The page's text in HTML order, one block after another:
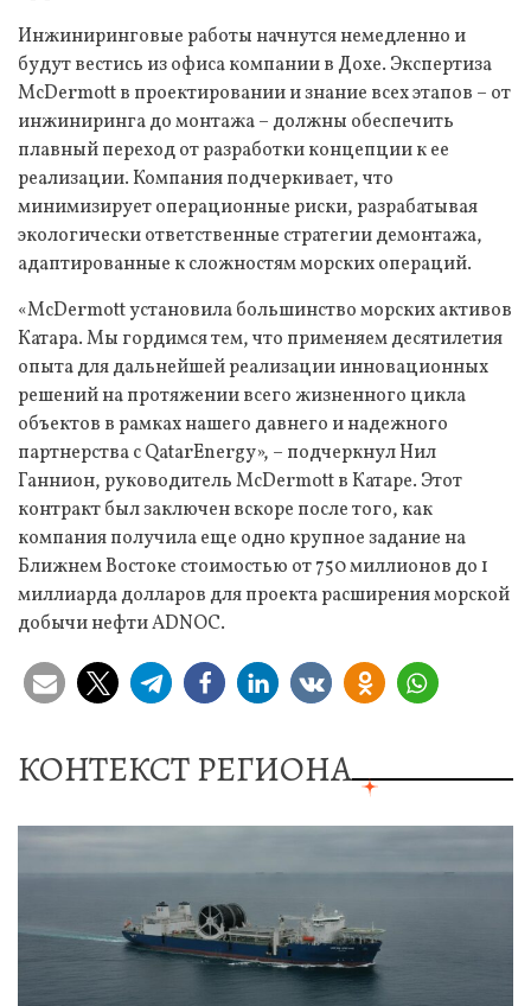
Инжиниринговые работы начнутся немедленно и
будут вестись из офиса компании в Дохе. Экспертиза
McDermott в проектировании и знание всех этапов – от
инжиниринга до монтажа – должны обеспечить
плавный переход от разработки концепции к ее
реализации. Компания подчеркивает, что
минимизирует операционные риски, разрабатывая
экологически ответственные стратегии демонтажа,
адаптированные к сложностям морских операций.
«McDermott установила большинство морских активов
Катара. Мы гордимся тем, что применяем десятилетия
опыта для дальнейшей реализации инновационных
решений на протяжении всего жизненного цикла
объектов в рамках нашего давнего и надежного
партнерства с QatarEnergy», – подчеркнул Нил
Ганнион, руководитель McDermott в Катаре. Этот
контракт был заключен вскоре после того, как
компания получила еще одно крупное задание на
Ближнем Востоке стоимостью от 750 миллионов до 1
миллиарда долларов для проекта расширения морской
добычи нефти ADNOC.
КОНТЕКСТ РЕГИОНА